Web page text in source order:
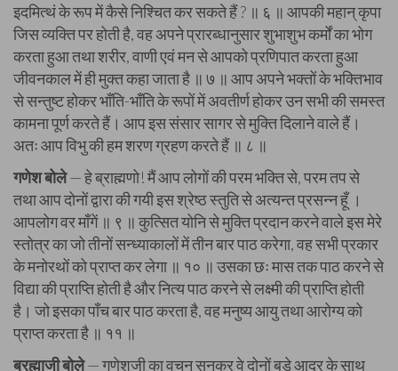
इदमित्थं के रूप में कैसे निश्चित कर सकते हैं ? ॥ ६ ॥ आपकी महान् कृपा
जिस व्यक्ति पर होती है, वह अपने प्रारब्धानुसार शुभाशुभ कर्मों का भोग
करता हुआ तथा शरीर, वाणी एवं मन से आपको प्रणिपात करता हुआ
जीवनकाल में ही मुक्त कहा जाता है ॥ ७ ॥ आप अपने भक्तों के भक्तिभाव
से सन्तुष्ट होकर भाँति-भाँति के रूपों में अवतीर्ण होकर उन सभी की समस्त
कामना पूर्ण करते हैं। आप इस संसार सागर से मुक्ति दिलाने वाले हैं।
अतः आप विभु की हम शरण ग्रहण करते हैं ॥ ८ ॥
गणेश बोले— हे ब्राह्मणो! मैं आप लोगों की परम भक्ति से, परम तप से
तथा आप दोनों द्वारा की गयी इस श्रेष्ठ स्तुति से अत्यन्त प्रसन्न हूँ ।
आपलोग वर माँगें ॥ ९ ॥ कुत्सित योनि से मुक्ति प्रदान करने वाले इस मेरे
स्तोत्र का जो तीनों सन्ध्याकालों में तीन बार पाठ करेगा, वह सभी प्रकार
के मनोरथों को प्राप्त कर लेगा ॥ १० ॥ उसका छः मास तक पाठ करने से
विद्या की प्राप्ति होती है और नित्य पाठ करने से लक्ष्मी की प्राप्ति होती
है। जो इसका पाँच बार पाठ करता है, वह मनुष्य आयु तथा आरोग्य को
प्राप्त करता है ॥ ११ ॥
ब्रह्माजी बोले— गणेशजी का वचन सुनकर वे दोनों बड़े आदर के साथ